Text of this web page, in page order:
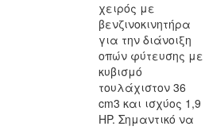
χειρός με
βενζινοκινητήρα
για την διάνοιξη
οπών φύτευσης με
κυβισμό
τουλάχιστον 36
cm3 και ισχύος 1,9
HP. Σημαντικό να